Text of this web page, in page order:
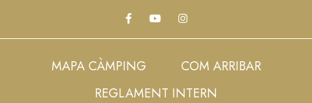
MAPA CÀMPING
COM ARRIBAR
REGLAMENT INTERN